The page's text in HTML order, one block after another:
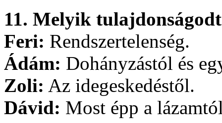
11. Melyik
Feri: Rendszertelenség.
Ádám: Dohányzástól és
Zoli: Az idegeskedéstől.
Dávid: Most épp a